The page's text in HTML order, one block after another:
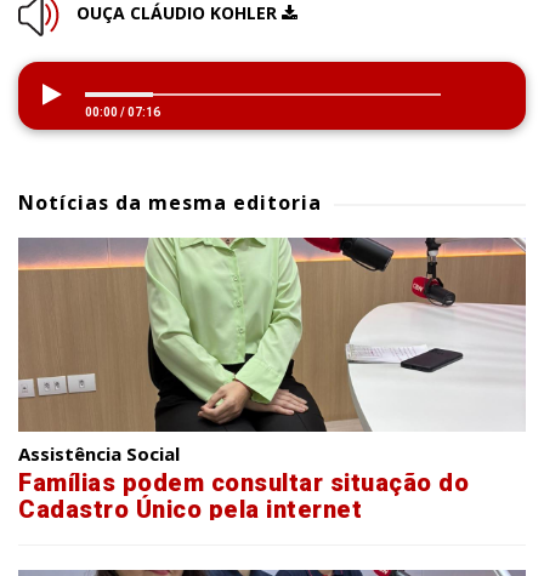
OUÇA CLÁUDIO KOHLER
00:00/07:16
Notícias da mesma editoria
Assistência Social
Famílias podem consultar situação do
Cadastro Único pela internet